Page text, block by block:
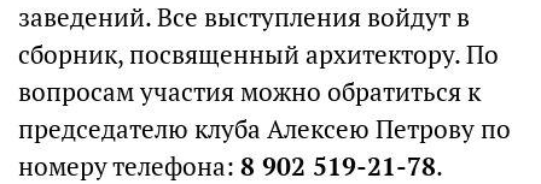
заведений. Все выступления войдут в
сборник, посвященный архитектору. По
вопросам участия можно обратиться к
председателю клуба Алексею Петрову по
номеру телефона: 8 902 519-21-78.